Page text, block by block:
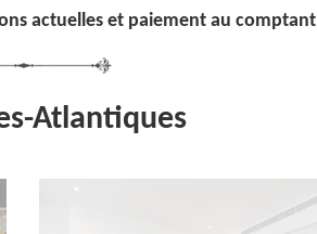
actuelles et paiement au comptant
Atlantiques